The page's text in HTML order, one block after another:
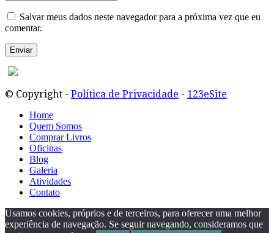
Salvar meus dados neste navegador para a próxima vez que eu
comentar.
© Copyright - Política de Privacidade - 123eSite
Home
Quem Somos
Comprar Livros
Oficinas
Blog
Galeria
Atividades
Contato
Usamos cookies, próprios e de terceiros, para oferecer uma melhor
experiência de navegação. Se seguir navegando, consideramos que